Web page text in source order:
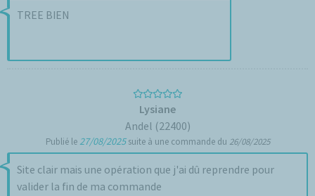
TREE BIEN
Lysiane
Andel (22400)
Publié le27/08/2025suite à une commande du 26/08/2025
Site clair mais une opération que j'ai dû reprendre pour
valider la fin de ma commande